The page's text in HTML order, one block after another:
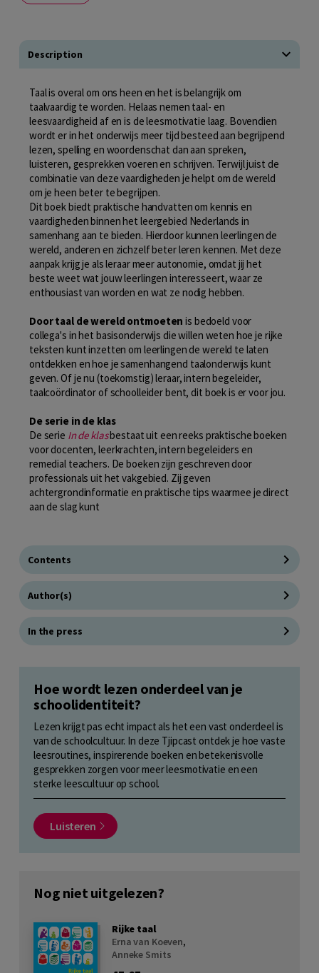
Description
Taal is overal om ons heen en het is belangrijk om
taalvaardig te worden. Helaas nemen taal- en
leesvaardigheid af en is de leesmotivatie laag. Bovendien
wordt er in het onderwijs meer tijd besteed aan begrijpend
lezen, spelling en woordenschat dan aan spreken,
luisteren, gesprekken voeren en schrijven. Terwijl juist de
combinatie van deze vaardigheden je helpt om de wereld
om je heen beter te begrijpen.
Dit boek biedt praktische handvatten om kennis en
vaardigheden binnen het leergebied Nederlands in
samenhang aan te bieden. Hierdoor kunnen leerlingen de
wereld, anderen en zichzelf beter leren kennen. Met deze
aanpak krijg je als leraar meer autonomie, omdat jij het
beste weet wat jouw leerlingen interesseert, waar ze
enthousiast van worden en wat ze nodig hebben.
Door taal de wereld ontmoetenis bedoeld voor
collega's in het basisonderwijs die willen weten hoe je rijke
teksten kunt inzetten om leerlingen de wereld te laten
ontdekken en hoe je samenhangend taalonderwijs kunt
geven. Of je nu (toekomstig) leraar, intern begeleider,
taalcoördinator of schoolleider bent, dit boek is er voor jou.
De serie in de klas
De serie In de klasbestaat uit een reeks praktische boeken
voor docenten, leerkrachten, intern begeleiders en
remedial teachers. De boeken zijn geschreven door
professionals uit het vakgebied. Zij geven
achtergrondinformatie en praktische tips waarmee je direct
aan de slag kunt
Contents
Author(s)
In the press
Hoe wordt lezen onderdeel van je
schoolidentiteit?
Lezen krijgt pas echt impact als het een vast onderdeel is
van de schoolcultuur. In deze Tjipcast ontdek je hoe vaste
leesroutines, inspirerende boeken en betekenisvolle
gesprekken zorgen voor meer leesmotivatie en een
sterke leescultuur op school.
Luisteren
Nog niet uitgelezen?
Rijke taal
Erna van Koeven,
Anneke Smits